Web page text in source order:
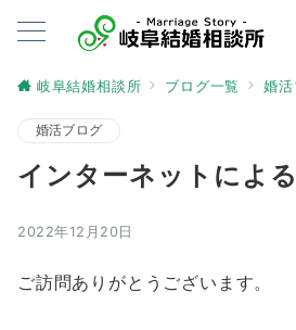
岐阜結婚相談所 ブログ一覧 婚活
婚活ブログ
インターネットによ
2022年12月20日
ご訪問ありがとうございます。